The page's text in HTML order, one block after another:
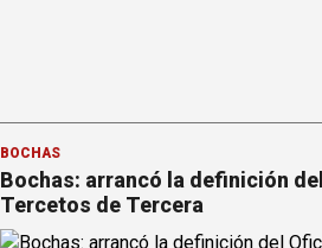
BOCHAS
Bochas: arrancó la definición
Tercetos de Tercera